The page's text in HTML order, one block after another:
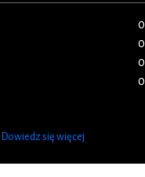
0
0
0
0
Dowiedz się więcej